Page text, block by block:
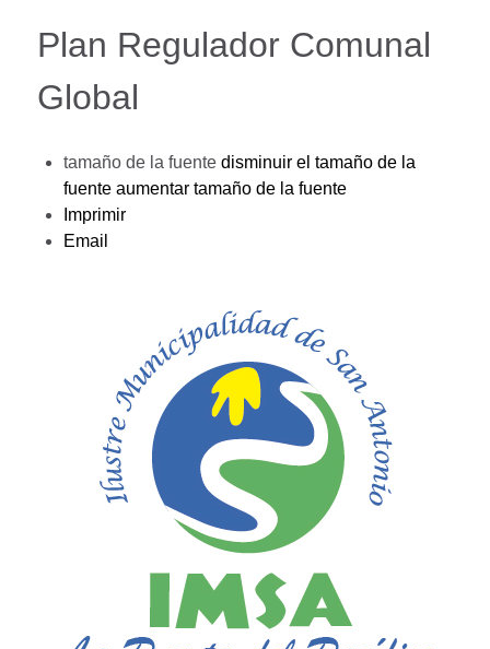
Plan Regulador Comunal
Global
tamaño de la fuente disminuir el tamaño de la
fuente aumentar tamaño de la fuente
Imprimir
Email